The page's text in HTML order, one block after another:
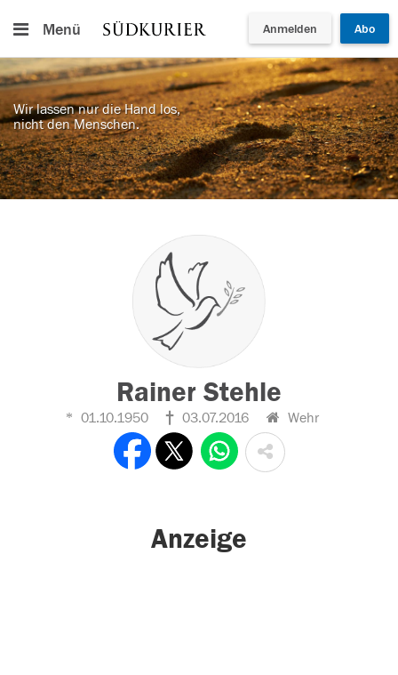
Menü Anmelden Abo
Wir lassen nur die Hand los,
nicht den Menschen.
Rainer Stehle
01.10.1950 03.07.2016 Wehr
Anzeige